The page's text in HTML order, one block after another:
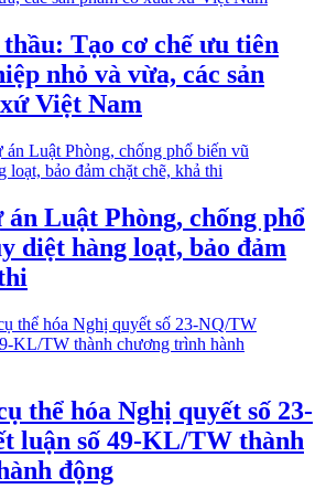
Tạo cơ chế ưu tiên
nhỏ và vừa, các sản
Việt Nam
Luật Phòng, chống phổ
diệt hàng loạt, bảo đảm
thể hóa Nghị quyết số 23-
luận số 49-KL/TW thành
động